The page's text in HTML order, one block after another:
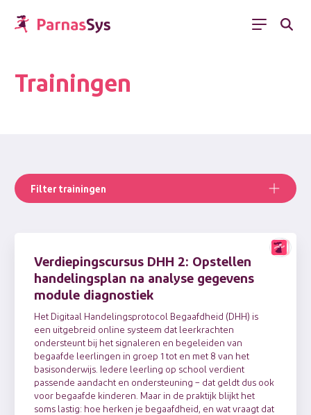
Trainingen
Filter trainingen
Verdiepingscursus DHH 2: Opstellen
handelingsplan na analyse gegevens
module diagnostiek
Het Digitaal Handelingsprotocol Begaafdheid (DHH) is
een uitgebreid online systeem dat leerkrachten
ondersteunt bij het signaleren en begeleiden van
begaafde leerlingen in groep 1 tot en met 8 van het
basisonderwijs. Iedere leerling op school verdient
passende aandacht en ondersteuning – dat geldt dus ook
voor begaafde kinderen. Maar in de praktijk blijkt het
soms lastig: hoe herken je begaafdheid, en wat vraagt dat